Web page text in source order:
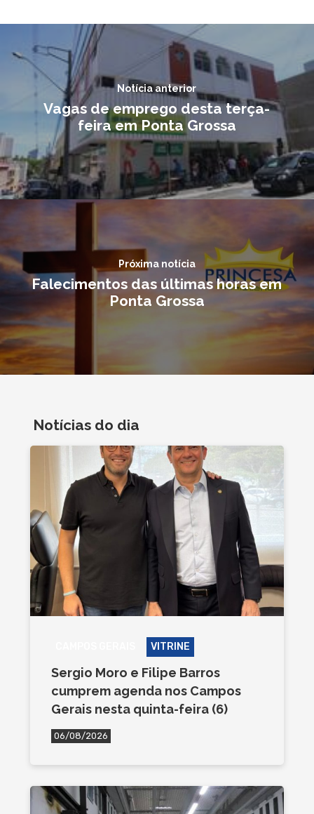
Notícia anterior
Vagas de emprego desta terça-
feira em Ponta Grossa
Próxima notícia
Falecimentos das últimas horas em
Ponta Grossa
Notícias do dia
VITRINE
Sergio Moro e Filipe Barros
cumprem agenda nos Campos
Gerais nesta quinta-feira (6)
06/08/2026